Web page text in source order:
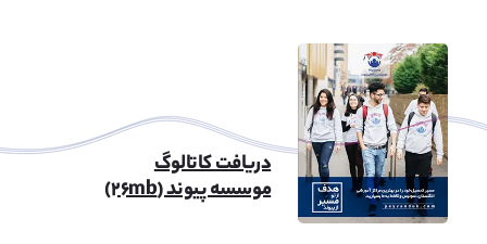
مهندسی شهرسازی
دریافت کاتالوگ
موسسه پیوند (۲۶mb)